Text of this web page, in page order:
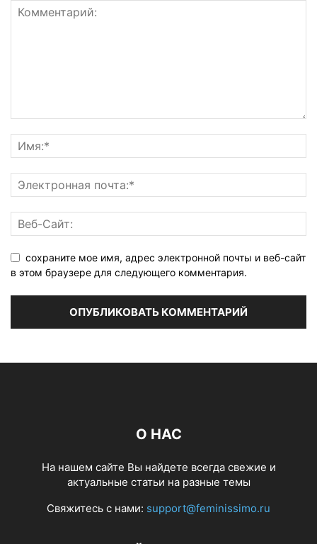
сохраните мое имя, адрес электронной почты и веб-сайт
в этом браузере для следующего комментария.
О НАС
На нашем сайте Вы найдете всегда свежие и
актуальные статьи на разные темы
Свяжитесь с нами: support@feminissimo.ru